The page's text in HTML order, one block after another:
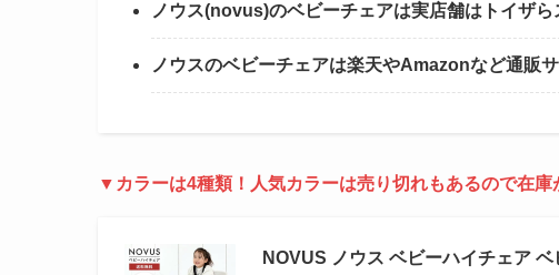
ノウス(novus)のベビーチェアは実店舗はトイザら
ノウスのベビーチェアは楽天やAmazonなど通販
▼カラーは4種類！人気カラーは売り切れもあるので在庫
NOVUS ノウス ベビーハイチェア